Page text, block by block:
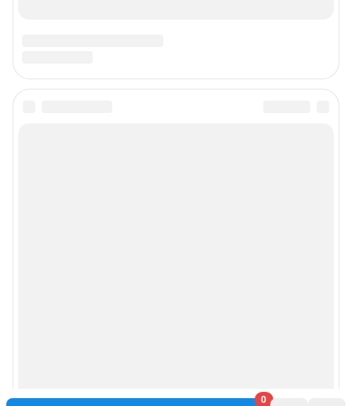
0